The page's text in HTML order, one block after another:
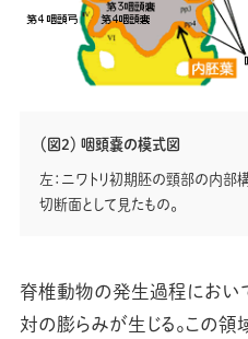
（図2） 咽頭嚢の模式図
左：ニワトリ初期胚の頸部の内部
切断面として見たもの。
脊椎動物の発生過程におい
対の膨らみが生じる。この